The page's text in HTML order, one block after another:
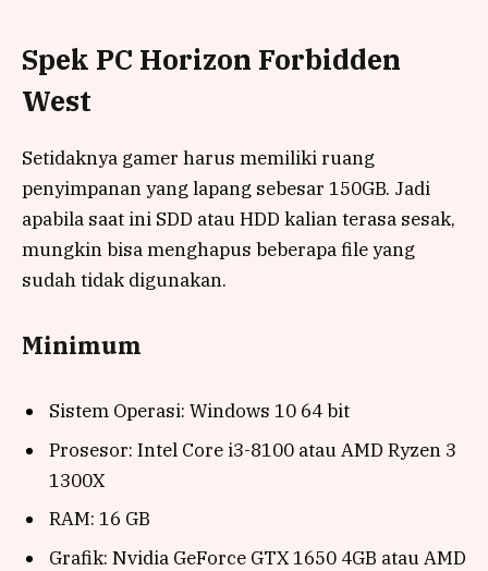
Spek PC Horizon Forbidden
West
Setidaknya gamer harus memiliki ruang
penyimpanan yang lapang sebesar 150GB. Jadi
apabila saat ini SDD atau HDD kalian terasa sesak,
mungkin bisa menghapus beberapa file yang
sudah tidak digunakan.
Minimum
Sistem Operasi: Windows 10 64 bit
Prosesor: Intel Core i3-8100 atau AMD Ryzen 3
1300X
RAM: 16 GB
Grafik: Nvidia GeForce GTX 1650 4GB atau AMD